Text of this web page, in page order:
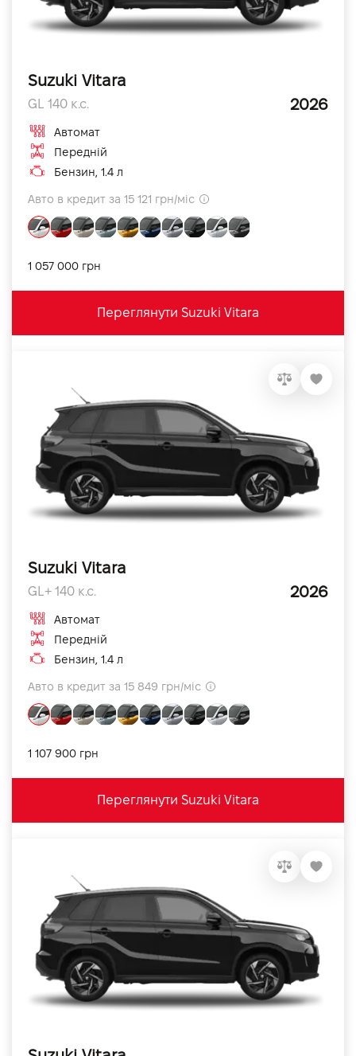
Suzuki Vitara
GL 140 к.с. 2026
Автомат
Передній
Бензин, 1.4 л
Авто в кредит за 15 121 грн/міс
1 057 000 грн
Переглянути Suzuki Vitara
Suzuki Vitara
GL+ 140 к.с. 2026
Автомат
Передній
Бензин, 1.4 л
Авто в кредит за 15 849 грн/міс
1 107 900 грн
Переглянути Suzuki Vitara